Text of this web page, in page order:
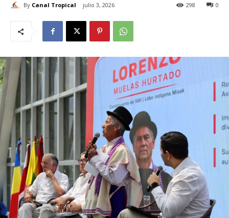
By Canal Tropical julio 3, 2026 0
298